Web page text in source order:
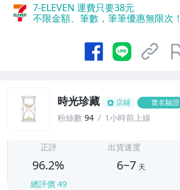
7-ELEVEN 運費只要38元
不限金額、筆數，筆筆優惠無限次！
時光珍藏 店鋪 實名驗證
粉絲數 94 1小時前上線
正評
96.2%
總評價 49
出貨速度
6~7 天